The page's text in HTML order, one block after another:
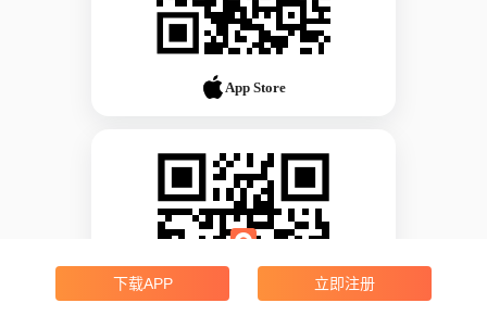
App Store
下载APP 立即注册